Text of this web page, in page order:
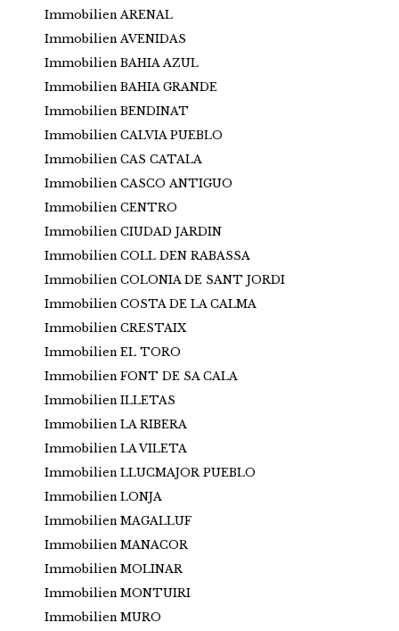
Immobilien ARENAL
Immobilien AVENIDAS
Immobilien BAHIA AZUL
Immobilien BAHIA GRANDE
Immobilien BENDINAT
Immobilien CALVIA PUEBLO
Immobilien CAS CATALA
Immobilien CASCO ANTIGUO
Immobilien CENTRO
Immobilien CIUDAD JARDIN
Immobilien COLL DEN RABASSA
Immobilien COLONIA DE SANT JORDI
Immobilien COSTA DE LA CALMA
Immobilien CRESTAIX
Immobilien EL TORO
Immobilien FONT DE SA CALA
Immobilien ILLETAS
Immobilien LA RIBERA
Immobilien LA VILETA
Immobilien LLUCMAJOR PUEBLO
Immobilien LONJA
Immobilien MAGALLUF
Immobilien MANACOR
Immobilien MOLINAR
Immobilien MONTUIRI
Immobilien MURO